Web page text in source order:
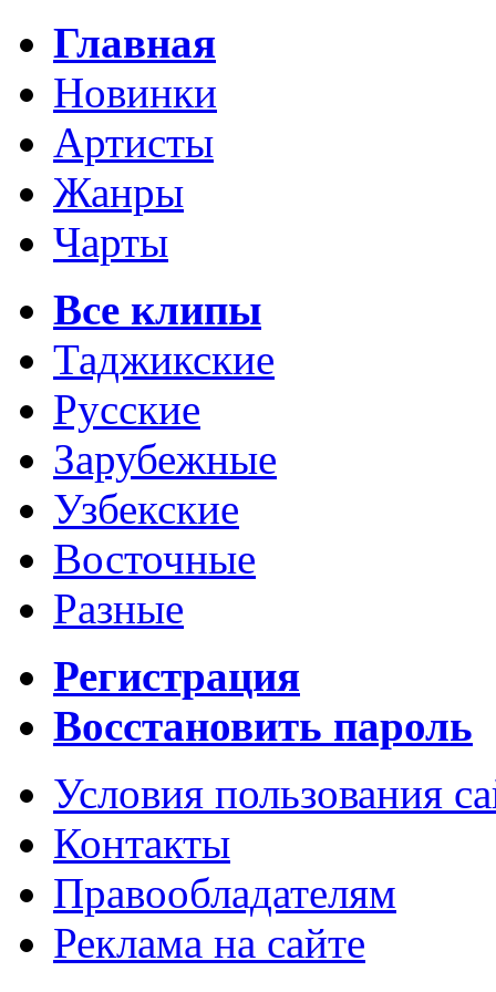
Главная
Новинки
Артисты
Жанры
Чарты
Все клипы
Таджикские
Русские
Зарубежные
Узбекские
Восточные
Разные
Регистрация
Восстановить пароль
Условия пользования
Контакты
Правообладателям
Реклама на сайте